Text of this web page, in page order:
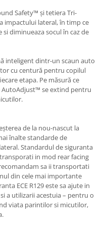
Safety™ și tetiera Tri-
lateral, în timp ce
diminueaza socul în caz de
inteligent dintr-un scaun auto
cu centură pentru copilul
etapa. Pe măsură ce
se extind pentru
de la nou-nascut la
înalte standarde de
Standardul de siguranta
in mod rear facing
sa ii transportati
din cele mai importante
ECE R129 este sa ajute in
a utilizarii acestuia – pentru o
viata parintilor si micutilor,